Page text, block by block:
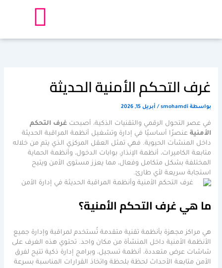
غرف التحكم الأمنية الحديثة
بواسطة smohamdi
/ أبريل 15, 2026
في عصر التحول الرقمي والتقنيات الذكية، أصبحتغرف التحكم
الأمنية عنصرًا أساسيًا في إدارة وتشغيل أنظمة المراقبة الحديثة
داخل المنشآت الحيوية. فهي تمثل العقل المركزي الذي يتم من خلاله
متابعة الكاميرات، أنظمة الإنذار، بوابات الدخول، وأنظمة الحماية
المختلفة بشكل متكامل وفعال، مما يعزز مستوى الأمن ويتيح
استجابة سريعة لأي طارئ.
ما هي غرف التحكم الأمنية؟
هي مراكز مجهزة بأنظمة تقنية متقدمة تُستخدم لمراقبة وإدارة جميع
الأنظمة الأمنية داخل المنشأة من مكان واحد. تحتوي هذه الغرف على
شاشات عرض متعددة، أنظمة تسجيل، وبرامج إدارة ذكية تتيح لفرق
الأمن متابعة الأحداث لحظة بلحظة واتخاذ القرارات المناسبة بسرعة